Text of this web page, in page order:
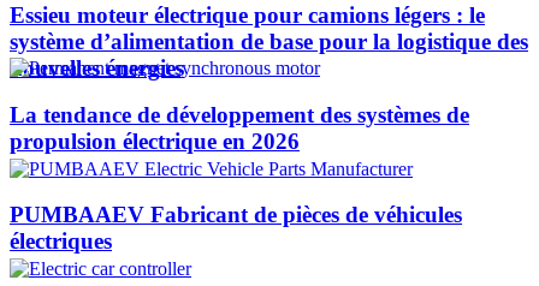
Essieu moteur électrique pour camions légers : le
système d’alimentation de base pour la logistique des
nouvelles énergies
La tendance de développement des systèmes de
propulsion électrique en 2026
PUMBAAEV Fabricant de pièces de véhicules
électriques